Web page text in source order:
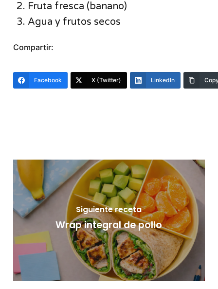
Fruta fresca (banano)
Agua y frutos secos
Compartir:
Facebook X (Twitter) LinkedIn
Siguiente receta
Wrap integral de pollo